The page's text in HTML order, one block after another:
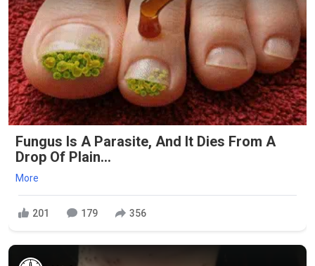
Fungus Is A Parasite, And It Dies From A
Drop Of Plain...
More
201 179 356